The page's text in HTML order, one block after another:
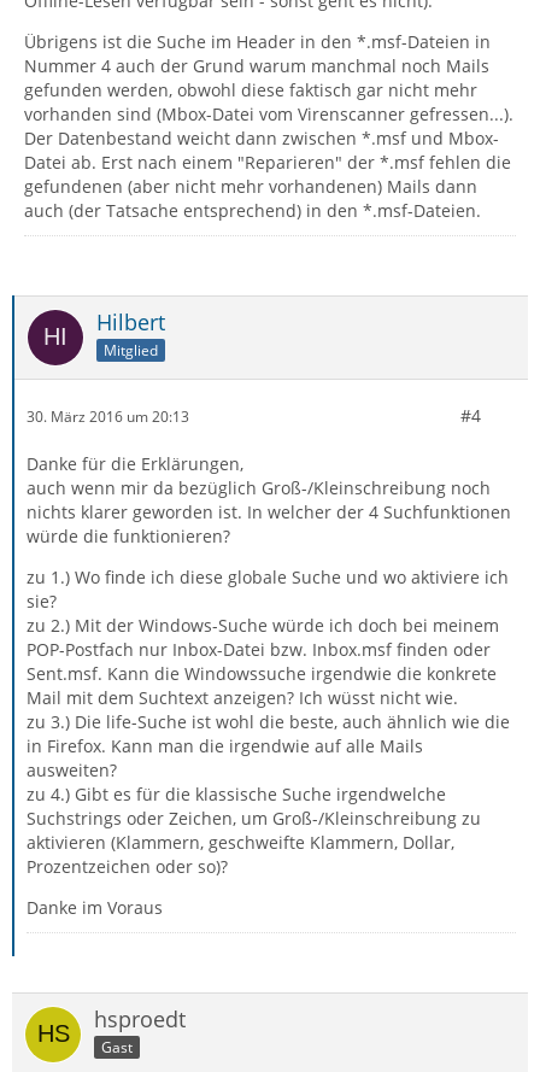
Übrigens ist die Suche im Header in den *.msf-Dateien in
Nummer 4 auch der Grund warum manchmal noch Mails
gefunden werden, obwohl diese faktisch gar nicht mehr
vorhanden sind (Mbox-Datei vom Virenscanner gefressen...).
Der Datenbestand weicht dann zwischen *.msf und Mbox-
Datei ab. Erst nach einem "Reparieren" der *.msf fehlen die
gefundenen (aber nicht mehr vorhandenen) Mails dann
auch (der Tatsache entsprechend) in den *.msf-Dateien.
Hilbert
Mitglied
30. März 2016 um 20:13 #4
Danke für die Erklärungen,
auch wenn mir da bezüglich Groß-/Kleinschreibung noch
nichts klarer geworden ist. In welcher der 4 Suchfunktionen
würde die funktionieren?
zu 1.) Wo finde ich diese globale Suche und wo aktiviere ich
sie?
zu 2.) Mit der Windows-Suche würde ich doch bei meinem
POP-Postfach nur Inbox-Datei bzw. Inbox.msf finden oder
Sent.msf. Kann die Windowssuche irgendwie die konkrete
Mail mit dem Suchtext anzeigen? Ich wüsst nicht wie.
zu 3.) Die life-Suche ist wohl die beste, auch ähnlich wie die
in Firefox. Kann man die irgendwie auf alle Mails
ausweiten?
zu 4.) Gibt es für die klassische Suche irgendwelche
Suchstrings oder Zeichen, um Groß-/Kleinschreibung zu
aktivieren (Klammern, geschweifte Klammern, Dollar,
Prozentzeichen oder so)?
Danke im Voraus
hsproedt
Gast